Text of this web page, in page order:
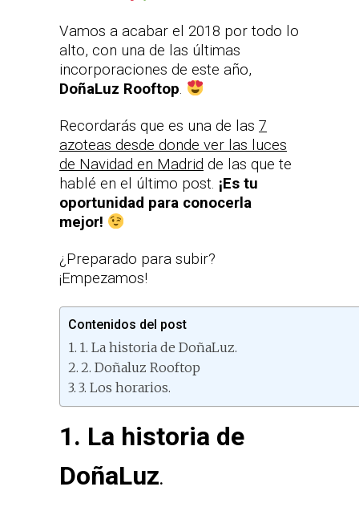
Vamos a acabar el 2018 por todo lo
alto, con una de las últimas
incorporaciones de este año,
DoñaLuz Rooftop.
Recordarás que es una de las 7
azoteas desde donde ver las luces
de Navidad en Madrid de las que te
hablé en el último post. ¡Es tu
oportunidad para conocerla
mejor!
¿Preparado para subir?
¡Empezamos!
Contenidos del post
1. La historia de DoñaLuz.
2. Doñaluz Rooftop
3. Los horarios.
1. La historia de
DoñaLuz.